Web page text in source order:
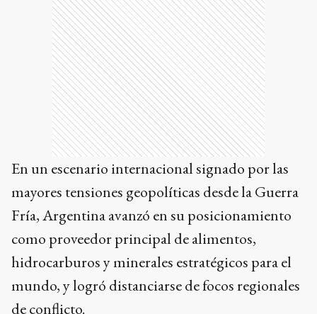
En un escenario internacional signado por las
mayores tensiones geopolíticas desde la Guerra
Fría, Argentina avanzó en su posicionamiento
como proveedor principal de alimentos,
hidrocarburos y minerales estratégicos para el
mundo, y logró distanciarse de focos regionales
de conflicto.